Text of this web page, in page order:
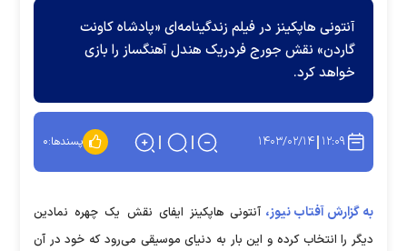
آنتونی هاپکینز در فیلم زندگینامه‌ای «پادشاه کاونت
گاردن» نقش جورج فردریک هندل آهنگساز را بازی
خواهد کرد.
۱۲:۰۹ ۱۴۰۳/۰۲/۱۴ پسندها:۰
به گزارش آفتاب نیوز، آنتونی هاپکینز ایفای نقش یک چهره نمادین
دیگر را انتخاب کرده و این بار به دنیای موسیقی می‌رود که خود در آن